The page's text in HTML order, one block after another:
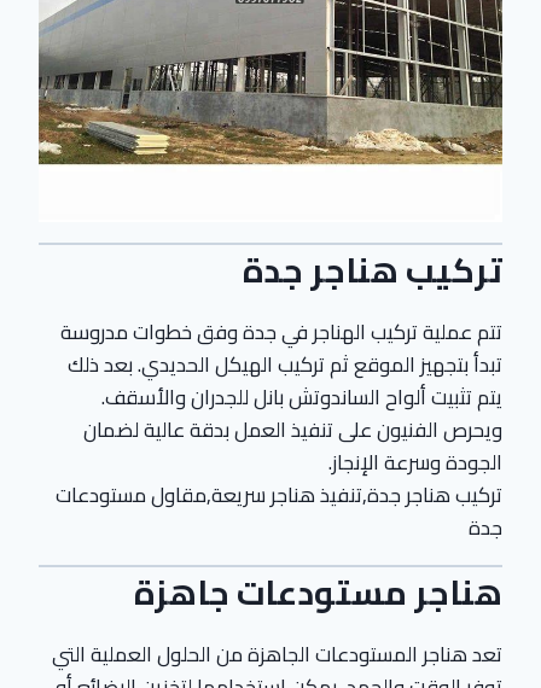
تركيب هناجر جدة
تتم عملية تركيب الهناجر في جدة وفق خطوات مدروسة
تبدأ بتجهيز الموقع ثم تركيب الهيكل الحديدي. بعد ذلك
يتم تثبيت ألواح الساندوتش بانل للجدران والأسقف.
ويحرص الفنيون على تنفيذ العمل بدقة عالية لضمان
الجودة وسرعة الإنجاز.
تركيب هناجر جدة,تنفيذ هناجر سريعة,مقاول مستودعات
جدة
هناجر مستودعات جاهزة
تعد هناجر المستودعات الجاهزة من الحلول العملية التي